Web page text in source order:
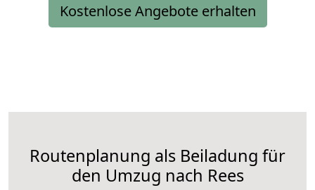
Kostenlose Angebote erhalten
Routenplanung als Beiladung für
den Umzug nach Rees